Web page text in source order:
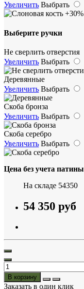
Увеличить Выбрать
Выберите ручки
Не сверлить отверстия
Увеличить Выбрать
Деревянные
Увеличить Выбрать
Скоба бронза
Увеличить Выбрать
Скоба серебро
Увеличить Выбрать
Цена без учета патины
На складе 54350
54 350 руб
В корзину
Заказать в один клик